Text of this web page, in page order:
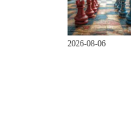
2026-08-06